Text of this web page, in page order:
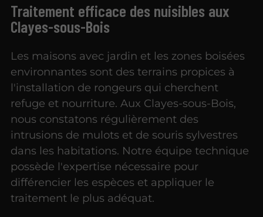
Traitement efficace des nuisibles aux
Clayes-sous-Bois
Les maisons avec jardin et les zones boisées
environnantes sont des terrains propices à
l'installation de rongeurs qui cherchent
refuge et nourriture. Aux Clayes-sous-Bois,
nous constatons régulièrement des
intrusions de mulots et de souris sylvestres
dans les habitations. Notre équipe technique
possède l'expertise nécessaire pour
différencier les espèces et appliquer le
traitement le plus adéquat.